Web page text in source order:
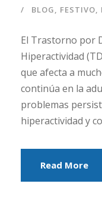
BLOG, FESTIVO,
El Trastorno por
Hiperactividad
que afecta a
continúa en la
problemas
hiperactividad y
Read More